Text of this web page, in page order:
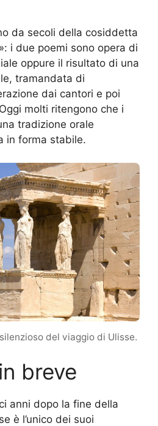
da secoli della cosiddetta
i due poemi sono opera di
oppure il risultato di una
tramandata di
dai cantori e poi
molti ritengono che i
tradizione orale
in forma stabile.
del viaggio di Ulisse.
breve
anni dopo la fine della
è l’unico dei suoi